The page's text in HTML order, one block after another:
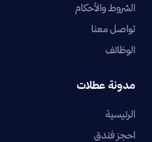
الشروط والأحكام
تواصل معنا
الوظائف
مدونة عطلات
الرئيسية
احجز فندق